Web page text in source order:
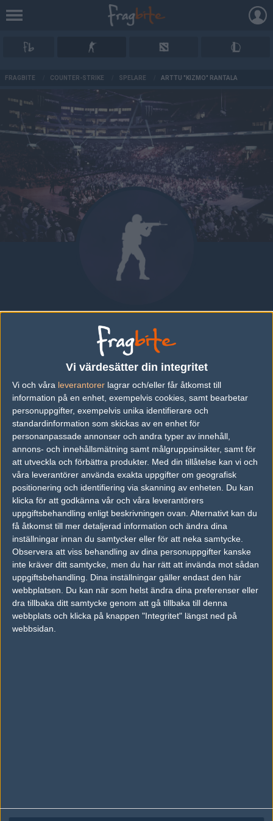
Vi värdesätter din integritet
Vi och våra leverantorer lagrar och/eller får åtkomst till
information på en enhet, exempelvis cookies, samt bearbetar
personuppgifter, exempelvis unika identifierare och
standardinformation som skickas av en enhet för
personanpassade annonser och andra typer av innehåll,
annons- och innehållsmätning samt målgruppsinsikter, samt för
att utveckla och förbättra produkter. Med din tillåtelse kan vi och
våra leverantörer använda exakta uppgifter om geografisk
positionering och identifiering via skanning av enheten. Du kan
klicka för att godkänna vår och våra leverantörers
uppgiftsbehandling enligt beskrivningen ovan. Alternativt kan du
få åtkomst till mer detaljerad information och ändra dina
inställningar innan du samtycker eller för att neka samtycke.
Observera att viss behandling av dina personuppgifter kanske
inte kräver ditt samtycke, men du har rätt att invända mot sådan
uppgiftsbehandling. Dina inställningar gäller endast den här
webbplatsen. Du kan när som helst ändra dina preferenser eller
dra tillbaka ditt samtycke genom att gå tillbaka till denna
webbplats och klicka på knappen "Integritet" längst ned på
webbsidan.
FRAGBITE COUNTER-STRIKE SPELARE ARTTU "KIZMO" RANTALA
Arttu "KIZMO" Rantala
FINLAND | SPELAR FÖRFINLAND
Matcher
Bio
Arttu "KIZMO" Rantala är en Counter-Strike: Global Offensive-
spelare från Finland, som för närvarande spelar i Finland.
Senaste matcherna
Inga spelade matcher
Följ oss i social media
Följ oss på Facebook
Följ oss på Twitter
Följ oss på Instagram
Följ oss på Twitch